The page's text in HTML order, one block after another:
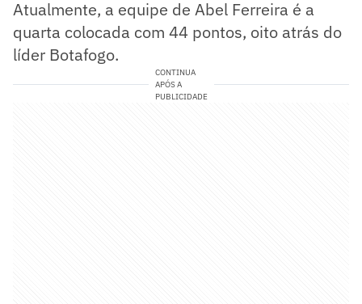
Atualmente, a equipe de Abel Ferreira é a
quarta colocada com 44 pontos, oito atrás do
líder Botafogo.
CONTINUA
APÓS A
PUBLICIDADE